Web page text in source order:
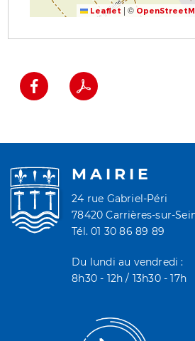
Leaflet | ©
MAIRIE
24 rue Gabriel-Péri
78420 Carrières-sur-
Tél. 01 30 86 89 89
Du lundi au vendredi :
8h30 - 12h / 13h30 - 17h